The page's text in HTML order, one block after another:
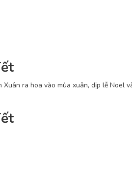
ra hoa vào mùa xuân, dịp lễ Noel